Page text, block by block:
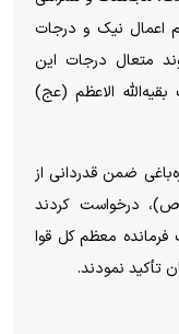
اعمال نیک و درجات
متعال درجات این
الاعظم (عج)
ضمن قدردانی از
(ص)، درخواست کردند
معظم کل قوا
تأکید نمودند.